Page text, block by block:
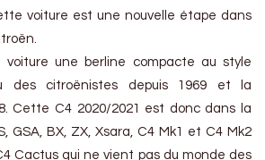
voiture est une nouvelle étape dans
une berline compacte au style
des citroënistes depuis 1969 et la
Cette C4 2020/2021 est donc dans la
GSA, BX, ZX, Xsara, C4 Mk1 et C4 Mk2
Cactus qui ne vient pas du monde des